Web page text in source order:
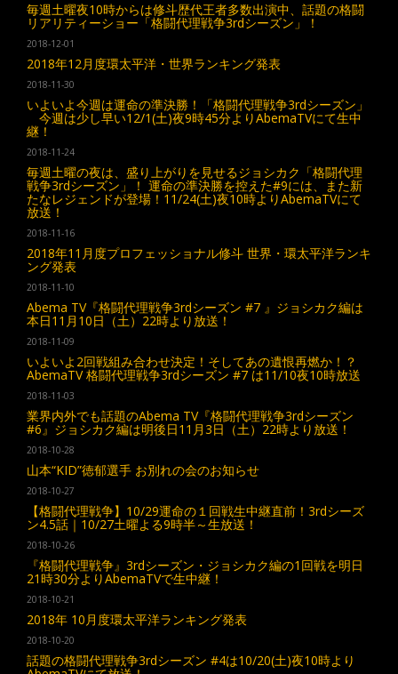
毎週土曜夜10時からは修斗歴代王者多数出演中、話題の格闘
リアリティーショー「格闘代理戦争3rdシーズン」！
2018-12-01
2018年12月度環太平洋・世界ランキング発表
2018-11-30
いよいよ今週は運命の準決勝！「格闘代理戦争3rdシーズン」
今週は少し早い12/1(土)夜9時45分よりAbemaTVにて生中
継！
2018-11-24
毎週土曜の夜は、盛り上がりを見せるジョシカク「格闘代理
戦争3rdシーズン」！ 運命の準決勝を控えた#9には、また新
たなレジェンドが登場！11/24(土)夜10時よりAbemaTVにて
放送！
2018-11-16
2018年11月度プロフェッショナル修斗 世界・環太平洋ランキ
ング発表
2018-11-10
Abema TV『格闘代理戦争3rdシーズン #7 』ジョシカク編は
本日11月10日（土）22時より放送！
2018-11-09
いよいよ2回戦組み合わせ決定！そしてあの遺恨再燃か！？
AbemaTV 格闘代理戦争3rdシーズン #7 は11/10夜10時放送
2018-11-03
業界内外でも話題のAbema TV『格闘代理戦争3rdシーズン
#6』ジョシカク編は明後日11月3日（土）22時より放送！
2018-10-28
山本“KID”徳郁選手 お別れの会のお知らせ
2018-10-27
【格闘代理戦争】10/29運命の１回戦生中継直前！3rdシーズ
ン4.5話｜10/27土曜よる9時半～生放送！
2018-10-26
『格闘代理戦争』3rdシーズン・ジョシカク編の1回戦を明日
21時30分よりAbemaTVで生中継！
2018-10-21
2018年 10月度環太平洋ランキング発表
2018-10-20
話題の格闘代理戦争3rdシーズン #4は10/20(土)夜10時より